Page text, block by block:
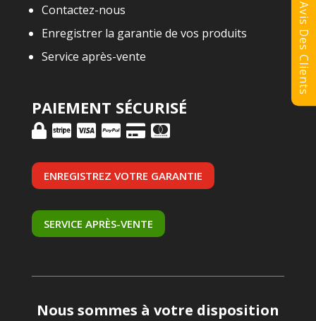
Contactez-nous
Enregistrer la garantie de vos produits
Service après-vente
PAIEMENT SÉCURISÉ
ENREGISTREZ VOTRE GARANTIE
SERVICE APRÈS-VENTE
Nous sommes à votre disposition
Avis Des Clients